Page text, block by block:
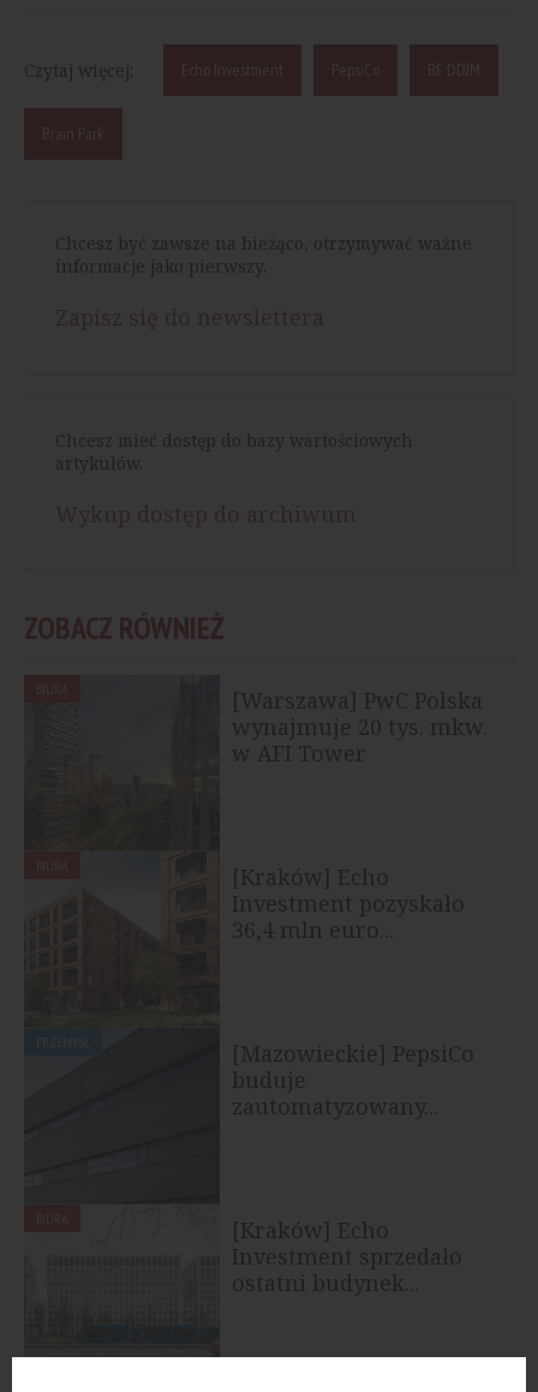
Czytaj więcej: Echo Investment PepsiCo BE DDJM
Brain Park
Chcesz być zawsze na bieżąco, otrzymywać ważne
informacje jako pierwszy.
Chcesz mieć dostęp do bazy wartościowych
artykułów.
ZOBACZ RÓWNIEŻ
[Warszawa] PwC Polska
wynajmuje 20 tys. mkw.
w AFI Tower
[Kraków] Echo
Investment pozyskało
36,4 mln euro...
[Mazowieckie] PepsiCo
buduje
zautomatyzowany...
[Kraków] Echo
Investment sprzedało
ostatni budynek...